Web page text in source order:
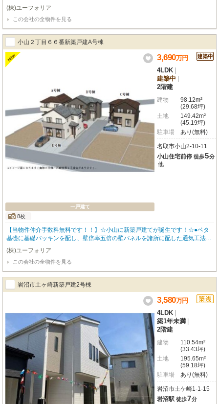
高い）、フラット35適合証明書ありBELS/省エネ基準適合認定、最長35年住宅
保証システム、地盤サポートシステム20年保証
(株)ユーフォリア
この会社の全物件を見る
小山２丁目６６番新築戸建A号棟
NEW
一戸建て
8枚
3,690万円
4LDK
建築中
2階建
建物
98.12m²
(29.68坪)
土地
149.42m²
(45.19坪)
駐車場
あり(無料)
名取市小山2-10-11
小山住宅前停 徒歩5分
他
【当物件仲介手数料無料です！！】☆小山に新築戸建てが誕生です！☆●ベタ
基礎に基礎パッキンを配し、壁倍率五倍の壁パネルを諸所に配した通気工法で
着工あら完成まで第三者機関による計四回の検査を通過した物件のみ引き渡し
ている為地震に強い家です●住宅性能表示制度最高等級取得（設計住宅性能評
価＋建設住宅性能評価）、長期優良住宅認定物件（耐震、省エネ性等高い）、
フラット35適合証明書あり
(株)ユーフォリア
この会社の全物件を見る
岩沼市土ヶ崎新築戸建2号棟
3,580万円
4LDK
築1年未満
2階建
建物
110.54m²
(33.43坪)
土地
195.65m²
(59.18坪)
駐車場
あり(無料)
岩沼市土ケ崎1-1-15
岩沼駅 徒歩7分